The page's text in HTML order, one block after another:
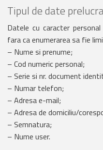
Tipul de date
Datele cu caracter
fara ca enumerarea sa fie
– Nume si prenume;
– Cod numeric personal;
– Serie si nr. document
– Numar telefon;
– Adresa e-mail;
– Adresa de domiciliu/
– Semnatura;
– Nume user.